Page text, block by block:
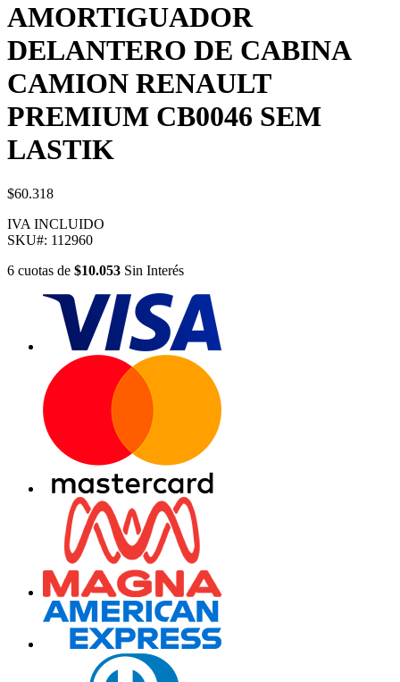
AMORTIGUADOR
DELANTERO DE CABINA
CAMION RENAULT
PREMIUM CB0046 SEM
LASTIK
$60.318
IVA INCLUIDO
SKU#: 112960
6 cuotas de $10.053 Sin Interés